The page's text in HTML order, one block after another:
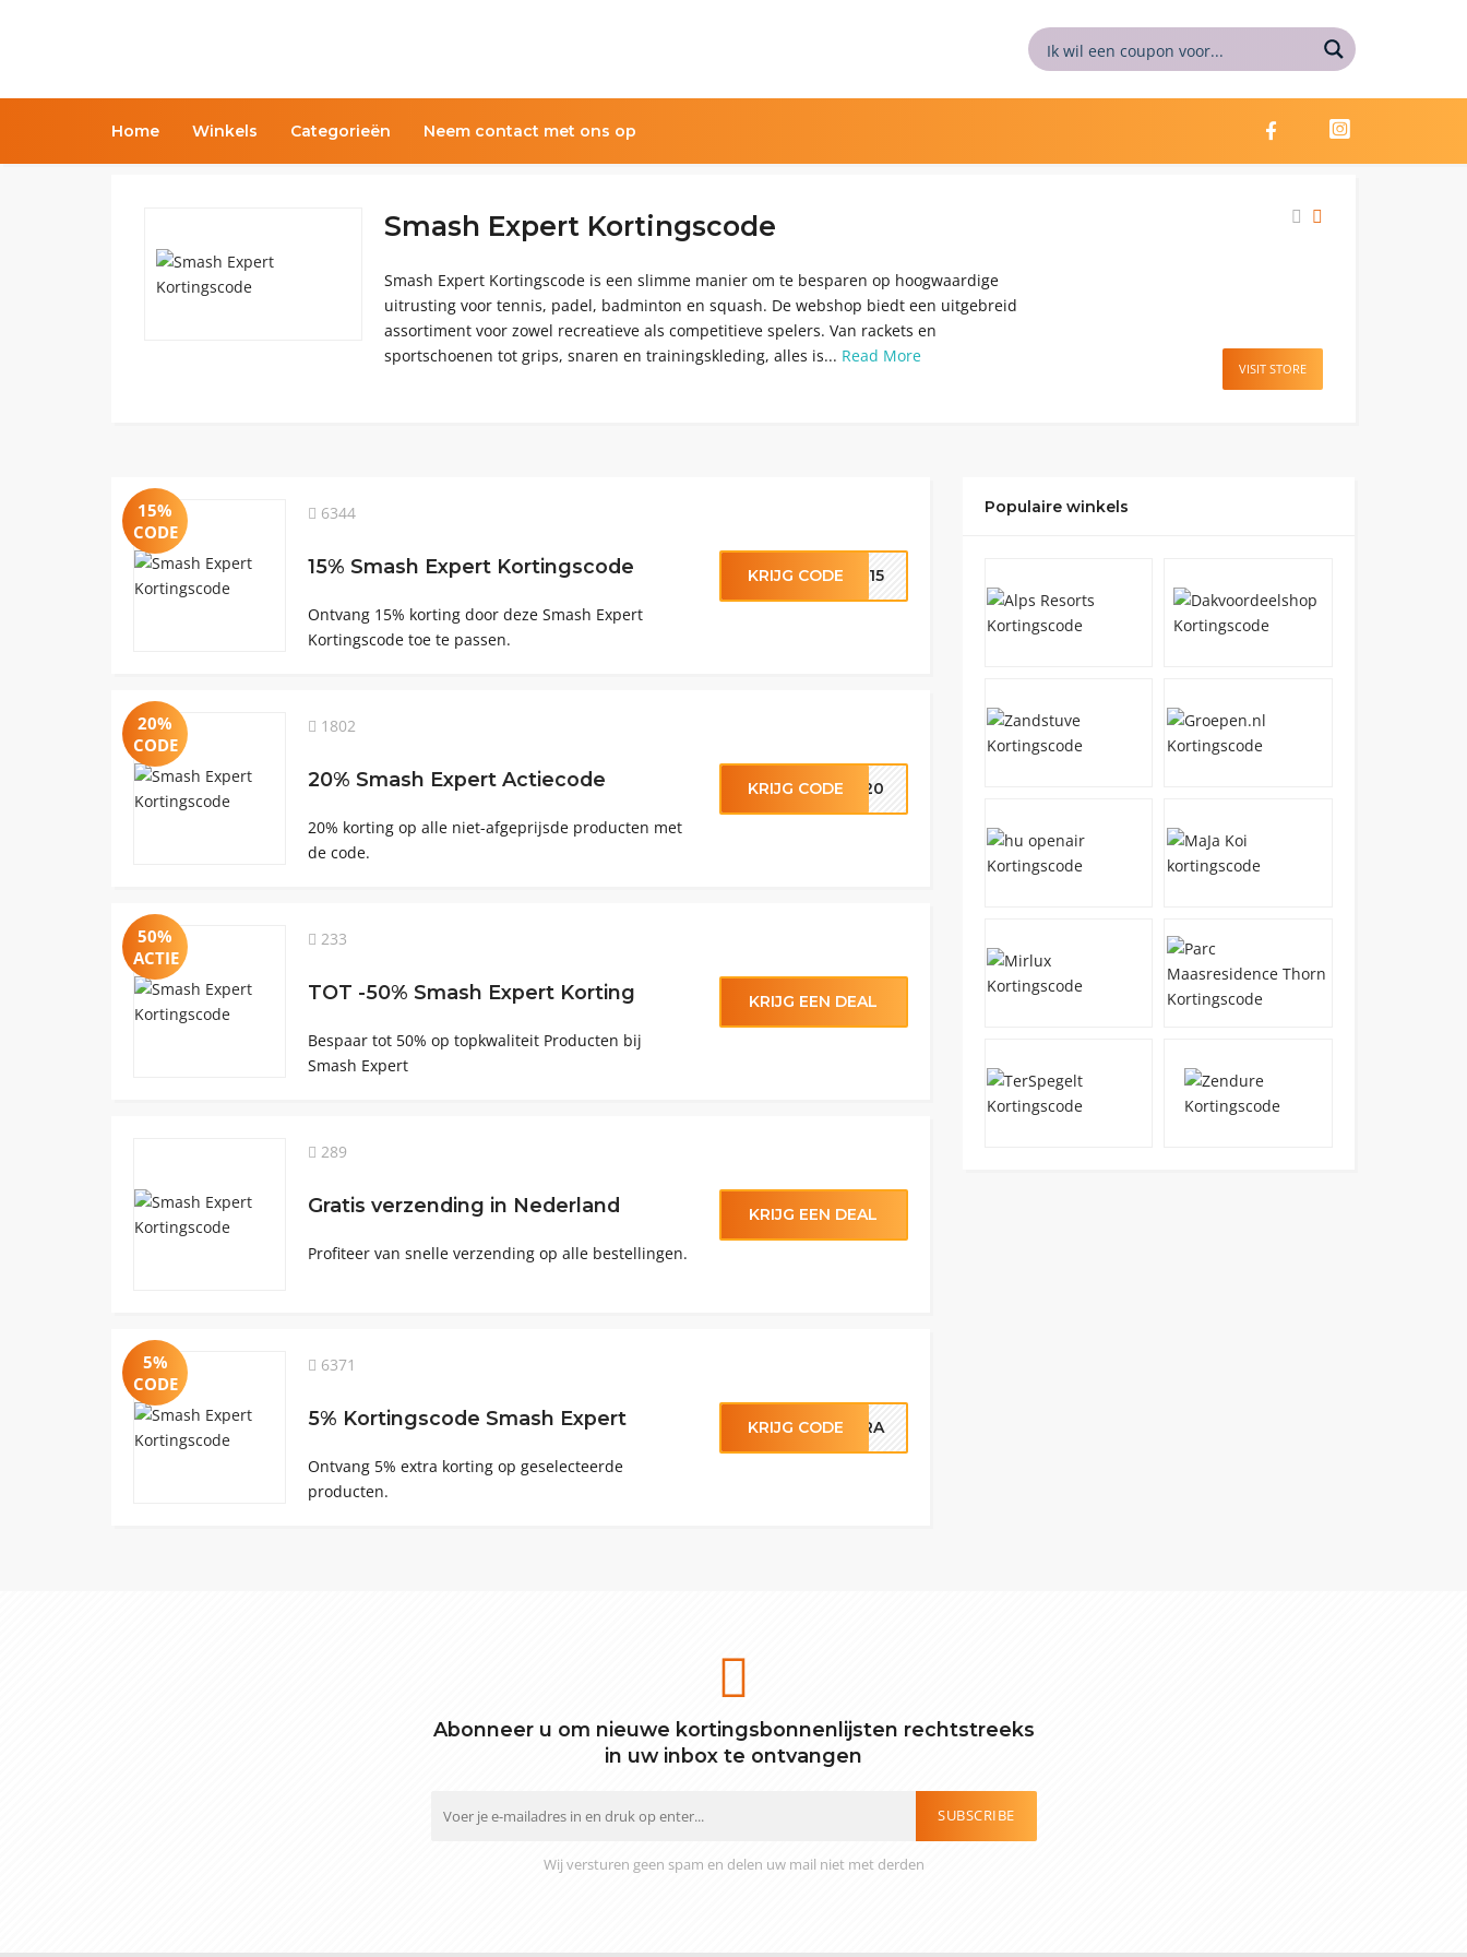
Home Winkels Categorieën Neem contact met ons op
Smash Expert Kortingscode
Smash Expert Kortingscode is een slimme manier om te besparen op hoogwaardige
uitrusting voor tennis, padel, badminton en squash. De webshop biedt een uitgebreid
assortiment voor zowel recreatieve als competitieve spelers. Van rackets en
sportschoenen tot grips, snaren en trainingskleding, alles is... Read More
VISIT STORE
15%
CODE
6344
15% Smash Expert Kortingscode
Ontvang 15% ​​korting door deze Smash Expert
Kortingscode toe te passen.
KRIJG CODEEW15
20%
CODE
1802
20% Smash Expert Actiecode
20% korting op alle niet-afgeprijsde producten met
de code.
KRIJG CODESH20
50%
ACTIE
233
TOT -50% Smash Expert Korting
Bespaar tot 50% op topkwaliteit Producten bij
Smash Expert
KRIJG EEN DEAL
289
Gratis verzending in Nederland
Profiteer van snelle verzending op alle bestellingen.
KRIJG EEN DEAL
5%
CODE
6371
5% Kortingscode Smash Expert
Ontvang 5% extra korting op geselecteerde
producten.
KRIJG CODEXTRA
Populaire winkels
Abonneer u om nieuwe kortingsbonnenlijsten rechtstreeks
in uw inbox te ontvangen
SUBSCRIBE
Wij versturen geen spam en delen uw mail niet met derden